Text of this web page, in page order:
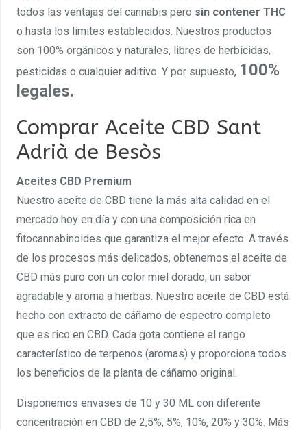
todos las ventajas del cannabis pero sin contener THC
o hasta los limites establecidos. Nuestros productos
son 100% orgánicos y naturales, libres de herbicidas,
pesticidas o cualquier aditivo. Y por supuesto, 100%
legales.
Comprar Aceite CBD Sant
Adrià de Besòs
Aceites CBD Premium
Nuestro aceite de CBD tiene la más alta calidad en el
mercado hoy en día y con una composición rica en
fitocannabinoides que garantiza el mejor efecto. A través
de los procesos más delicados, obtenemos el aceite de
CBD más puro con un color miel dorado, un sabor
agradable y aroma a hierbas. Nuestro aceite de CBD está
hecho con extracto de cáñamo de espectro completo
que es rico en CBD. Cada gota contiene el rango
característico de terpenos (aromas) y proporciona todos
los beneficios de la planta de cáñamo original.
Disponemos envases de 10 y 30 ML con diferente
concentración en CBD de 2,5%, 5%, 10%, 20% y 30%. Más